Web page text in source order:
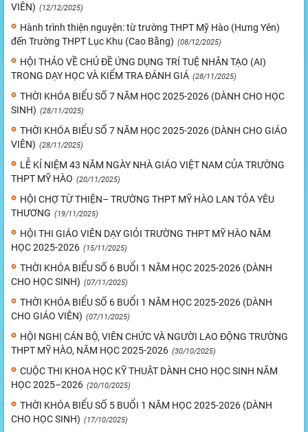
VIÊN) (12/12/2025)
Hành trình thiện nguyện: từ trường THPT Mỹ Hào (Hưng Yên)
đến Trường THPT Lục Khu (Cao Bằng) (08/12/2025)
HỘI THẢO VỀ CHỦ ĐỀ ỨNG DỤNG TRÍ TUỆ NHÂN TẠO (AI)
TRONG DẠY HỌC VÀ KIỂM TRA ĐÁNH GIÁ (28/11/2025)
THỜI KHÓA BIỂU SỐ 7 NĂM HỌC 2025-2026 (DÀNH CHO HỌC
SINH) (28/11/2025)
THỜI KHÓA BIỂU SỐ 7 NĂM HỌC 2025-2026 (DÀNH CHO GIÁO
VIÊN) (28/11/2025)
LỄ KỈ NIỆM 43 NĂM NGÀY NHÀ GIÁO VIỆT NAM CỦA TRƯỜNG
THPT MỸ HÀO (20/11/2025)
HỘI CHỢ TỪ THIỆN– TRƯỜNG THPT MỸ HÀO LAN TỎA YÊU
THƯƠNG (19/11/2025)
HỘI THI GIÁO VIÊN DẠY GIỎI TRƯỜNG THPT MỸ HÀO NĂM
HỌC 2025-2026 (15/11/2025)
THỜI KHÓA BIỂU SỐ 6 BUỔI 1 NĂM HỌC 2025-2026 (DÀNH
CHO HỌC SINH) (07/11/2025)
THỜI KHÓA BIỂU SỐ 6 BUỔI 1 NĂM HỌC 2025-2026 (DÀNH
CHO GIÁO VIÊN) (07/11/2025)
HỘI NGHỊ CÁN BỘ, VIÊN CHỨC VÀ NGƯỜI LAO ĐỘNG TRƯỜNG
THPT MỸ HÀO, NĂM HỌC 2025-2026 (30/10/2025)
CUỘC THI KHOA HỌC KỸ THUẬT DÀNH CHO HỌC SINH NĂM
HỌC 2025–2026 (20/10/2025)
THỜI KHÓA BIỂU SỐ 5 BUỔI 1 NĂM HỌC 2025-2026 (DÀNH
CHO HỌC SINH) (17/10/2025)